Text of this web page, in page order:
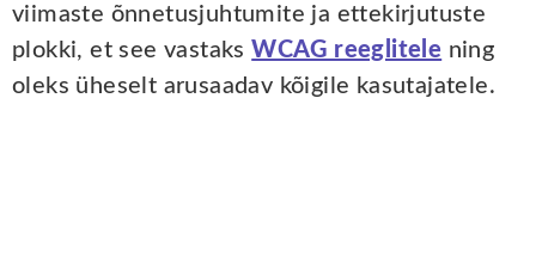
viimaste õnnetusjuhtumite ja ettekirjutuste
plokki, et see vastaksWCAG reeglitele ning
oleks üheselt arusaadav kõigile kasutajatele.